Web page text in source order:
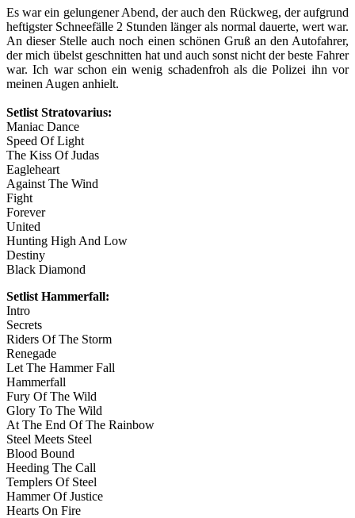
Es war ein gelungener Abend, der auch den Rückweg, der aufgrund
heftigster Schneefälle 2 Stunden länger als normal dauerte, wert war.
An dieser Stelle auch noch einen schönen Gruß an den Autofahrer,
der mich übelst geschnitten hat und auch sonst nicht der beste Fahrer
war. Ich war schon ein wenig schadenfroh als die Polizei ihn vor
meinen Augen anhielt.
Setlist Stratovarius:
Maniac Dance
Speed Of Light
The Kiss Of Judas
Eagleheart
Against The Wind
Fight
Forever
United
Hunting High And Low
Destiny
Black Diamond
Setlist Hammerfall:
Intro
Secrets
Riders Of The Storm
Renegade
Let The Hammer Fall
Hammerfall
Fury Of The Wild
Glory To The Wild
At The End Of The Rainbow
Steel Meets Steel
Blood Bound
Heeding The Call
Templers Of Steel
Hammer Of Justice
Hearts On Fire